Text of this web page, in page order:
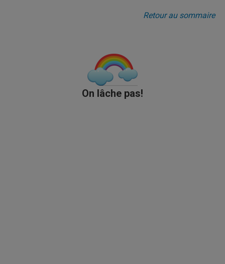
Retour au sommaire
On lâche pas!